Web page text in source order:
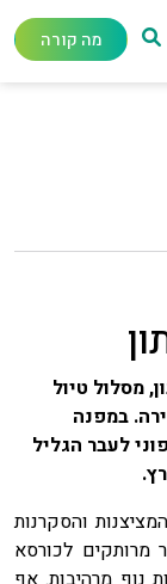
מה קורה
מסלול טיול
במפנה
לעבר הגליל
והסקרנות
מרותקים לכורסא